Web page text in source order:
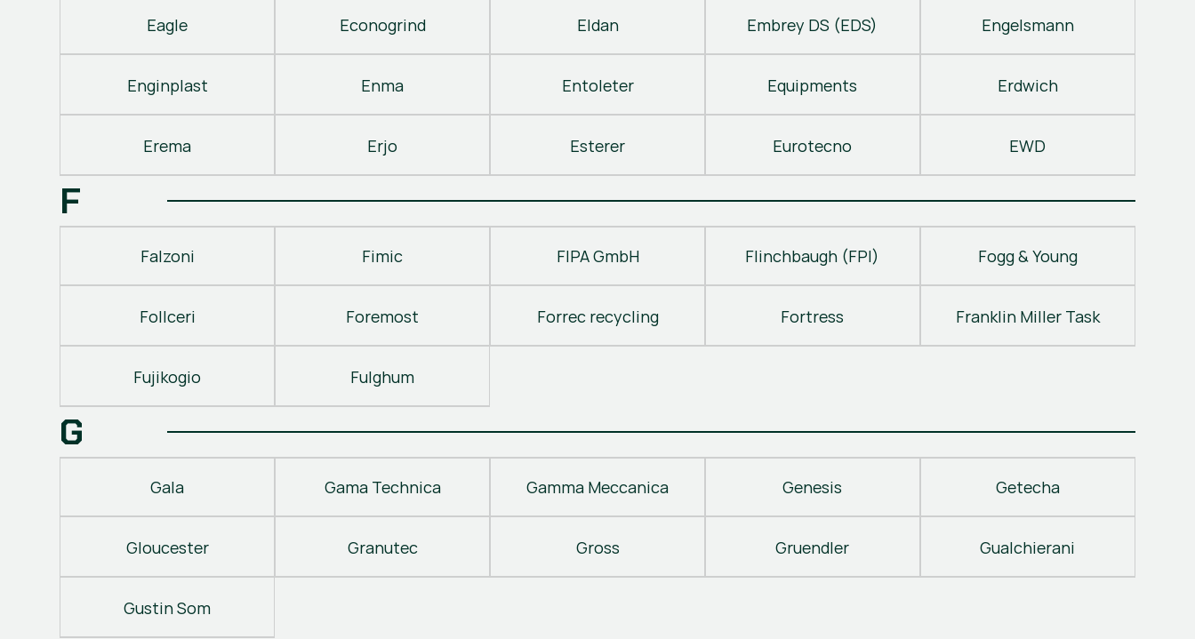
Eagle Econogrind Eldan Embrey DS (EDS) Engelsmann
Enginplast Enma Entoleter Equipments Erdwich
Erema Erjo Esterer Eurotecno EWD
F
Falzoni Fimic FIPA GmbH Flinchbaugh (FPI) Fogg & Young
Follceri Foremost Forrec recycling Fortress Franklin Miller Task
Fujikogio Fulghum
G
Gala Gama Technica Gamma Meccanica Genesis Getecha
Gloucester Granutec Gross Gruendler Gualchierani
Gustin Som